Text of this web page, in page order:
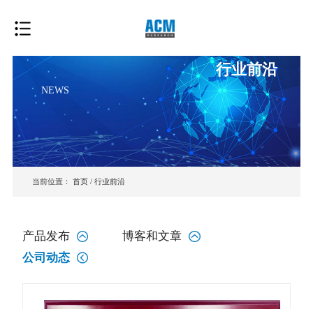
行业前沿
NEWS
当前位置： 首页 / 行业前沿
产品发布
博客和文章
公司动态